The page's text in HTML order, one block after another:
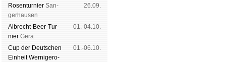
Rosen­tur­nier San­
ger­hau­sen
26.09.
Albrecht-Beer-Tur­
nier Ge­ra
01.-04.10.
Cup der Deut­schen
Ein­heit Wer­ni­ge­ro­
01.-06.10.